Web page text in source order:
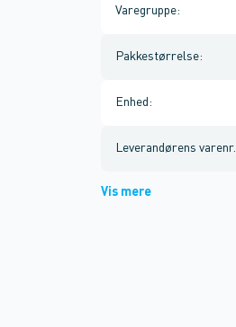
Varegruppe:
Pakkestørrelse:
Enhed :
Leverandørens varenr.
Vis mere